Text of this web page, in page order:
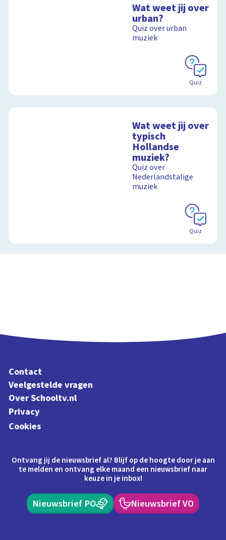
Wat weet jij over
urban?
Quiz over urban
muziek
Quiz
Wat weet jij over
typisch
Hollandse
muziek?
Quiz over
Nederlandstalige
muziek
Quiz
Contact
Veelgestelde vragen
Over Schooltv.nl
Privacy
Cookies
Ontvang jij de nieuwsbrief al? Blijf op de hoogte door je aan
te melden en ontvang elke maand een nieuwsbrief naar
keuze in je inbox!
Nieuwsbrief PO Nieuwsbrief VO